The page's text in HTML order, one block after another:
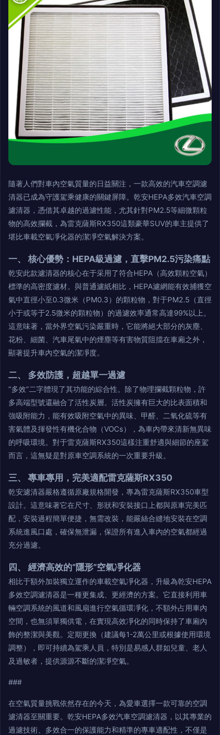
隨著人們對車內空氣質量的日益關注，一款高效的汽車空調濾
清器已成為守護駕乘健康的關鍵屏障。乾安HEPA多效汽車空調
濾清器，憑借其卓越的過濾性能，尤其針對PM2.5等細微顆粒
物的高效攔截，為雷克薩斯RX350這類豪華SUV的車主提供了
堪比車載空氣凈化器的潔凈空氣解決方案。
一、 核心優勢：HEPA級過濾，直擊PM2.5污染痛點
乾安此款濾清器的核心在于采用了符合HEPA（高效顆粒空氣）
標準的高密度濾材。與普通濾紙相比，HEPA濾網能有效捕獲空
氣中直徑小至0.3微米（PM0.3）的顆粒物，對于PM2.5（直徑
小于或等于2.5微米的顆粒物）的過濾效率通常高達99%以上。
這意味著，當外界空氣污染嚴重時，它能將絕大部分的灰塵、
花粉、細菌、汽車尾氣中的煙塵等有害物質阻擋在車廂之外，
顯著提升車內空氣的潔凈度。
二、 多效防護，超越單一過濾
“多效”二字體現了其功能的綜合性。除了物理攔截顆粒物，許
多高端型號還融合了活性炭層。活性炭擁有巨大的比表面積和
強吸附能力，能有效吸附空氣中的異味、甲醛、二氧化硫等有
害氣體及揮發性有機化合物（VOCs），為車內帶來清新無異味
的呼吸環境。對于雷克薩斯RX350這樣注重舒適與細節的座駕
而言，這無疑是對原車空調系統的一次重要升級。
三、 專車專用，完美適配雷克薩斯RX350
乾安濾清器嚴格遵循原廠規格開發，專為雷克薩斯RX350車型
設計。這意味著它在尺寸、形狀和安裝接口上都與原車完美匹
配，安裝過程簡單便捷，無需改裝，能嚴絲合縫地安裝在空調
系統進風口處，確保無泄漏，保證所有進入車內的空氣都經過
充分過濾。
四、 經濟高效的“隱形”空氣凈化器
相比于額外加裝獨立運作的車載空氣凈化器，升級為乾安HEPA
多效空調濾清器是一種更集成、更經濟的方案。它直接利用車
輛空調系統的風道和風扇進行空氣循環凈化，不額外占用車內
空間，也無須單獨供電，在實現高效凈化的同時保持了車廂內
飾的整潔與美觀。定期更換（建議每1-2萬公里或根據使用環境
調整），即可持續為駕乘人員，特別是易感人群如兒童、老人
及過敏者，提供源源不斷的潔凈空氣。
###
在空氣質量挑戰依然存在的今天，為愛車選擇一款可靠的空調
濾清器至關重要。乾安HEPA多效汽車空調濾清器，以其專業的
過濾技術、多效合一的保護能力和精準的專車適配性，不僅是